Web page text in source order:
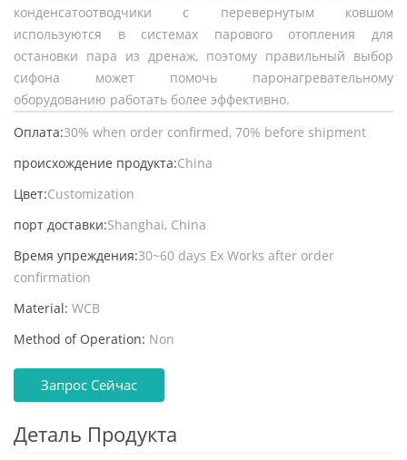
конденсатоотводчики с перевернутым ковшом
используются в системах парового отопления для
остановки пара из дренаж, поэтому правильный выбор
сифона может помочь паронагревательному
оборудованию работать более эффективно.
Оплата:30% when order confirmed, 70% before shipment
происхождение продукта:China
Цвет:Customization
порт доставки:Shanghai, China
Время упреждения:30~60 days Ex Works after order
confirmation
Material: WCB
Method of Operation: Non
Запрос Сейчас
Деталь Продукта